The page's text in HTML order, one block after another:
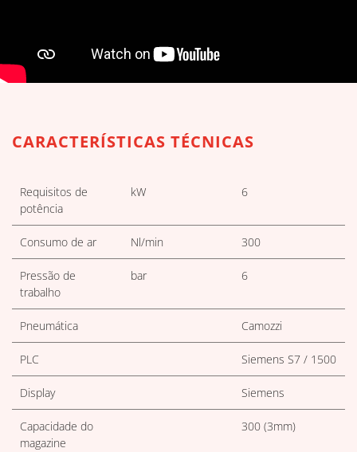
CARACTERÍSTICAS TÉCNICAS
Requisitos de
potência
kW 6
Consumo de ar Nl/min 300
Pressão de
trabalho
bar 6
Pneumática Camozzi
PLC Siemens S7 / 1500
Display Siemens
Capacidade do
magazine
300 (3mm)